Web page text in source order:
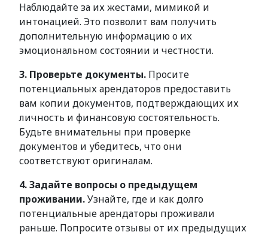
Наблюдайте за их жестами, мимикой и
интонацией. Это позволит вам получить
дополнительную информацию о их
эмоциональном состоянии и честности.
3. Проверьте документы. Просите
потенциальных арендаторов предоставить
вам копии документов, подтверждающих их
личность и финансовую состоятельность.
Будьте внимательны при проверке
документов и убедитесь, что они
соответствуют оригиналам.
4. Задайте вопросы о предыдущем
проживании.Узнайте, где и как долго
потенциальные арендаторы проживали
раньше. Попросите отзывы от их предыдущих